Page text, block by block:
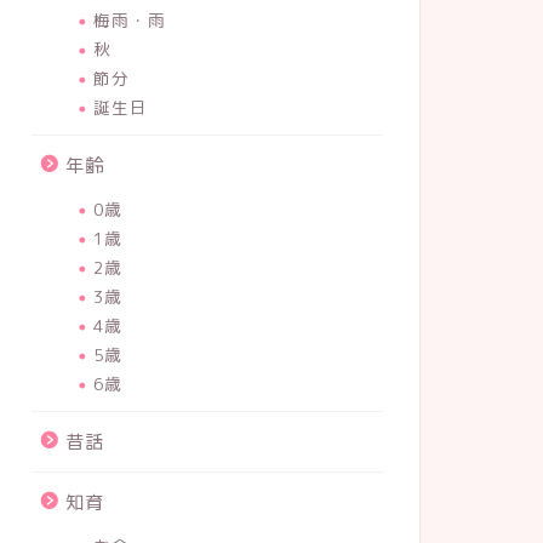
梅雨・雨
秋
節分
誕生日
年齢
0歳
1歳
2歳
3歳
4歳
5歳
6歳
昔話
知育